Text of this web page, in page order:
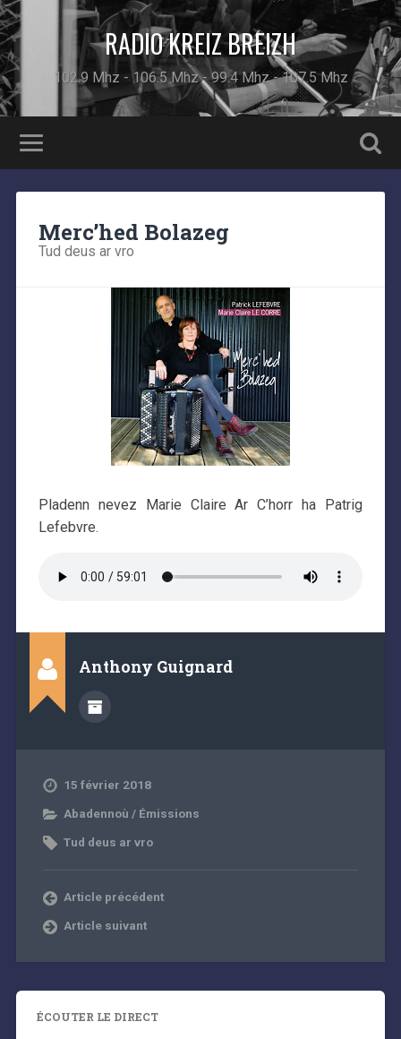
RADIO KREIZ BREIZH
102.9 Mhz - 106.5 Mhz - 99.4 Mhz - 107.5 Mhz
Merc’hed Bolazeg
Tud deus ar vro
Pladenn nevez Marie Claire Ar C’horr ha Patrig
Lefebvre.
Anthony Guignard
15 février 2018
Abadennoù / Émissions
Tud deus ar vro
Article précédent
Article suivant
ÉCOUTER LE DIRECT